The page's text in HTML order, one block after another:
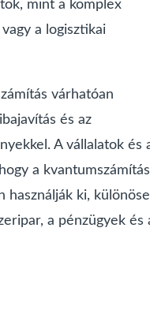
mint a komplex
a logisztikai
várhatóan
és az
A vállalatok és
a kvantumszámítás
használják ki,
a pénzügyek és